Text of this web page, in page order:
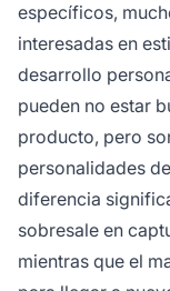
específicos,
interesadas en
desarrollo
pueden no estar
producto, pero
personalidades
diferencia
sobresale en
mientras que el